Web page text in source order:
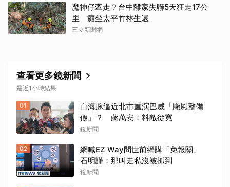
魔神仔牽走？台中離家失聯5天狂走17公
里 癱坐太平竹林生還
三立新聞網
查看更多鏡新聞
最近1小時結果
01
白海豚逼近北市重演巴威「颱風整備
假」？ 蔣萬安：料敵從寬
鏡新聞
02
網喊EZ Way問世前網購「免報關」
石明謹：那叫走私沒被抓到
鏡新聞